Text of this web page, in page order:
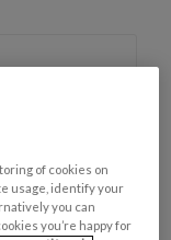
of cookies on
usage, identify your
you can
you’re happy for